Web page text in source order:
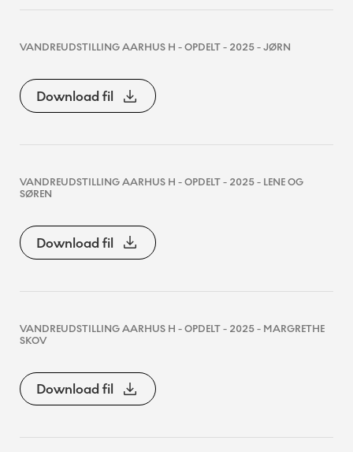
VANDREUDSTILLING AARHUS H - OPDELT - 2025 - JØRN
Download fil
VANDREUDSTILLING AARHUS H - OPDELT - 2025 - LENE OG
SØREN
Download fil
VANDREUDSTILLING AARHUS H - OPDELT - 2025 - MARGRETHE
SKOV
Download fil